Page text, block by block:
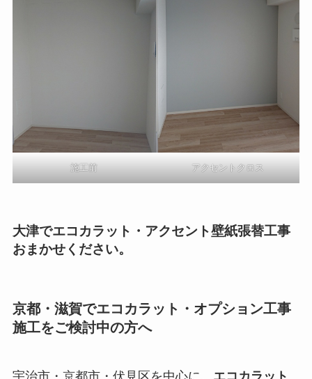
施工前 アクセントクロス
大津でエコカラット・アクセント壁紙張替工事
おまかせください。
京都・滋賀でエコカラット・オプション工事
施工をご検討中の方へ
宇治市・京都市・伏見区を中心に、 エコカラット